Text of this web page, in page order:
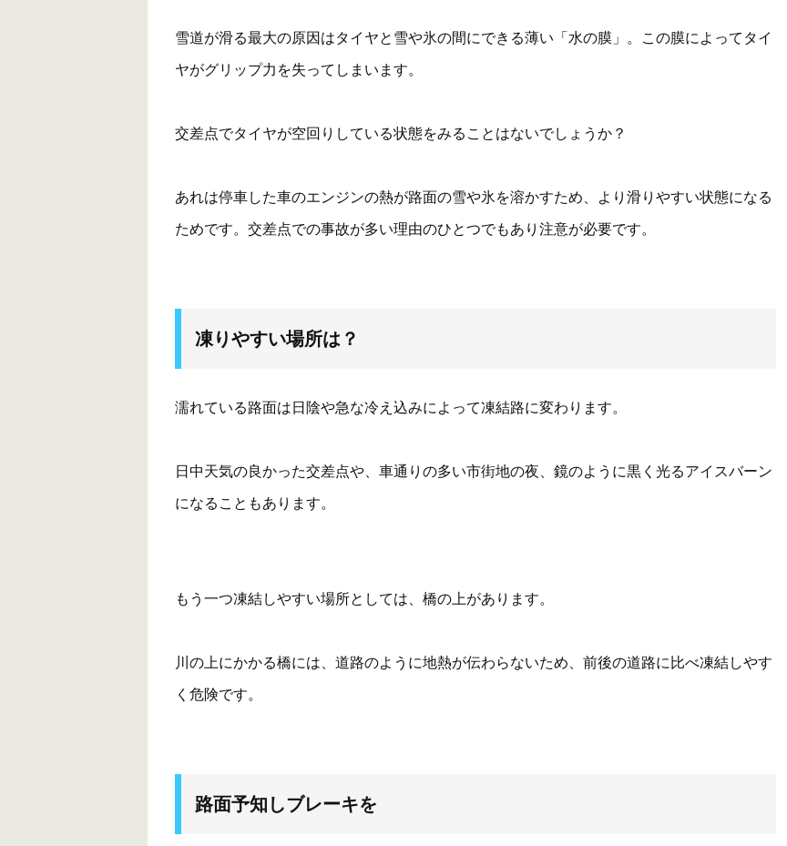
雪道が滑る最大の原因はタイヤと雪や氷の間にできる薄い「水の膜」。この膜によってタイ
ヤがグリップ力を失ってしまいます。
交差点でタイヤが空回りしている状態をみることはないでしょうか？
あれは停車した車のエンジンの熱が路面の雪や氷を溶かすため、より滑りやすい状態になる
ためです。交差点での事故が多い理由のひとつでもあり注意が必要です。
凍りやすい場所は？
濡れている路面は日陰や急な冷え込みによって凍結路に変わります。
日中天気の良かった交差点や、車通りの多い市街地の夜、鏡のように黒く光るアイスバーン
になることもあります。
もう一つ凍結しやすい場所としては、橋の上があります。
川の上にかかる橋には、道路のように地熱が伝わらないため、前後の道路に比べ凍結しやす
く危険です。
路面予知しブレーキを